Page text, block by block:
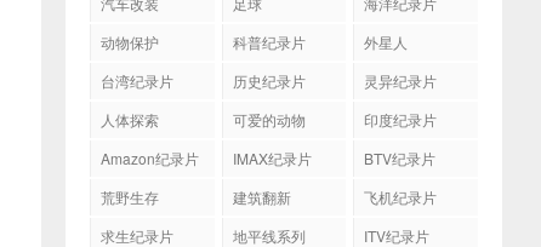
动物保护
科普纪录片
外星人
台湾纪录片
历史纪录片
灵异纪录片
人体探索
可爱的动物
印度纪录片
Amazon纪录片
IMAX纪录片
BTV纪录片
荒野生存
建筑翻新
飞机纪录片
求生纪录片
地平线系列
ITV纪录片